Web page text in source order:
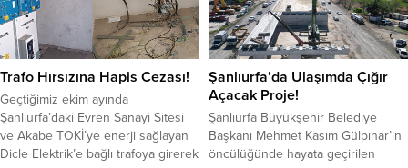
Trafo Hırsızına Hapis Cezası!
Geçtiğimiz ekim ayında
Şanlıurfa’daki Evren Sanayi Sitesi
ve Akabe TOKİ’ye enerji sağlayan
Dicle Elektrik’e bağlı trafoya girerek
Şanlıurfa’da Ulaşımda Çığır
Açacak Proje!
Şanlıurfa Büyükşehir Belediye
Başkanı Mehmet Kasım Gülpınar’ın
öncülüğünde hayata geçirilen